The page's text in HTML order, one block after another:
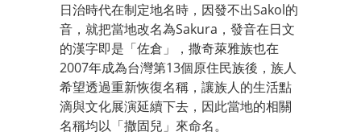
日治時代在制定地名時，因發不出Sakol的
音，就把當地改名為Sakura，發音在日文
的漢字即是「佐倉」，撒奇萊雅族也在
2007年成為台灣第13個原住民族後，族人
希望透過重新恢復名稱，讓族人的生活點
滴與文化展演延續下去，因此當地的相關
名稱均以「撒固兒」來命名。